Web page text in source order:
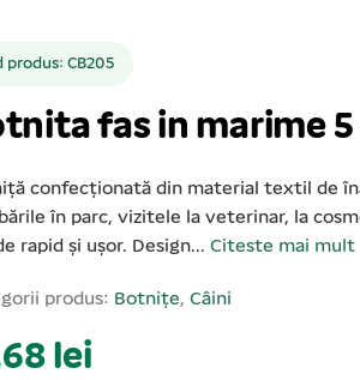
produs: CB205
fas in marime 5
confecționată din material textil de
în parc, vizitele la veterinar, la
rapid și ușor. Design... Citeste mai mult
produs: Botnițe, Câini
lei